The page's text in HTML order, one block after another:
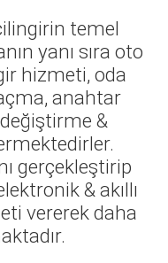
temel
yanı sıra oto
hizmeti, oda
anahtar
&
gerçekleştirip
& akıllı
vererek daha